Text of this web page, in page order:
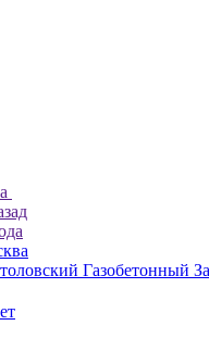
Газобетонный